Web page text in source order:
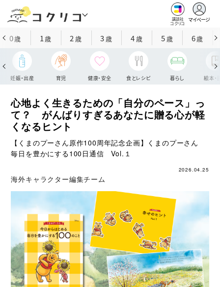
講談社
コクリコ
マイページ
0歳 1歳 2 歳 3歳 4歳 5歳 6歳
妊娠・出産 育児 健康・安全 食とレシピ 暮らし 絵本・
心地よく生きるための「自分のペース」っ
て？ がんばりすぎるあなたに贈る心が軽
くなるヒント
【くまのプーさん原作100周年記念企画】くまのプーさん
毎日を豊かにする100日通信 Vol.１
2026.04.25
海外キャラクター編集チーム